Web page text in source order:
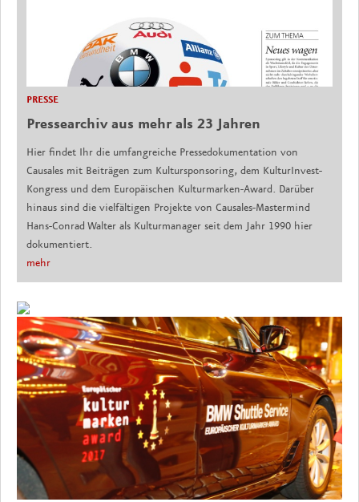
PRESSE
Pressearchiv aus mehr als 23 Jahren
Hier findet Ihr die umfangreiche Pressedokumentation von
Causales mit Beiträgen zum Kultursponsoring, dem KulturInvest-
Kongress und dem Europäischen Kulturmarken-Award. Darüber
hinaus sind die vielfältigen Projekte von Causales-Mastermind
Hans-Conrad Walter als Kulturmanager seit dem Jahr 1990 hier
dokumentiert.
mehr